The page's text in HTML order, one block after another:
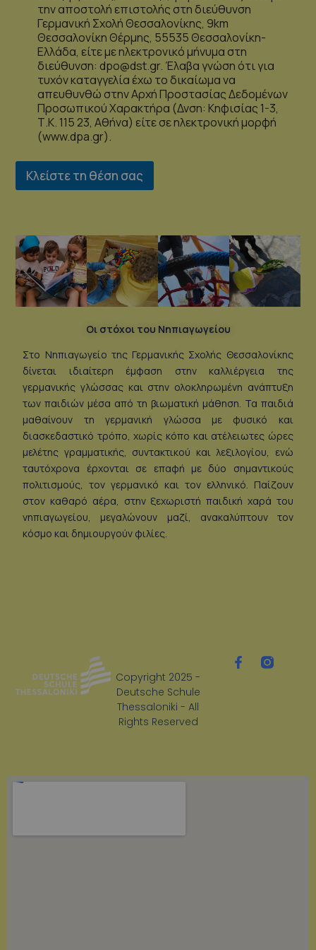
την αποστολή επιστολής στη διεύθυνση
Γερμανική Σχολή Θεσσαλονίκης, 9km
Θεσσαλονίκη Θέρμης, 55535 Θεσσαλονίκη-
Ελλάδα, είτε με ηλεκτρονικό μήνυμα στη
διεύθυνση: dpo@dst.gr. Έλαβα γνώση ότι για
τυχόν καταγγελία έχω το δικαίωμα να
απευθυνθώ στην Αρχή Προστασίας Δεδομένων
Προσωπικού Χαρακτήρα (Δνση: Κηφισίας 1-3,
Τ.Κ. 115 23, Αθήνα) είτε σε ηλεκτρονική μορφή
(www.dpa.gr).
Κλείστε τη θέση σας
Οι στόχοι του Νηπιαγωγείου
Στο Νηπιαγωγείο της Γερμανικής Σχολής Θεσσαλονίκης
δίνεται ιδιαίτερη έμφαση στην καλλιέργεια της
γερμανικής γλώσσας και στην ολοκληρωμένη ανάπτυξη
των παιδιών μέσα από τη βιωματική μάθηση. Τα παιδιά
μαθαίνουν τη γερμανική γλώσσα με φυσικό και
διασκεδαστικό τρόπο, χωρίς κόπο και ατέλειωτες ώρες
μελέτης γραμματικής, συντακτικού και λεξιλογίου, ενώ
ταυτόχρονα έρχονται σε επαφή με δύο σημαντικούς
πολιτισμούς, τον γερμανικό και τον ελληνικό. Παίζουν
στον καθαρό αέρα, στην ξεχωριστή παιδική χαρά του
νηπιαγωγείου, μεγαλώνουν μαζί, ανακαλύπτουν τον
κόσμο και δημιουργούν φιλίες.
Copyright 2025 -
Deutsche Schule
Thessaloniki - All
Rights Reserved